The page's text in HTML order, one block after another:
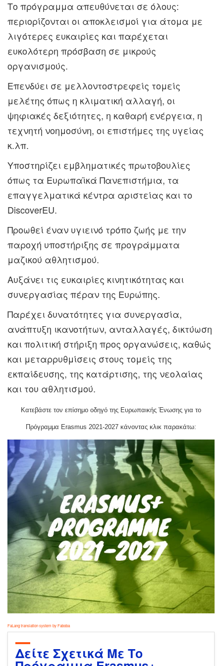
Το πρόγραμμα απευθύνεται σε όλους:
περιορίζονται οι αποκλεισμοί για άτομα με
λιγότερες ευκαιρίες και παρέχεται
ευκολότερη πρόσβαση σε μικρούς
οργανισμούς.
Επενδύει σε μελλοντοστρεφείς τομείς
μελέτης όπως η κλιματική αλλαγή, οι
ψηφιακές δεξιότητες, η καθαρή ενέργεια, η
τεχνητή νοημοσύνη, οι επιστήμες της υγείας
κ.λπ.
Υποστηρίζει εμβληματικές πρωτοβουλίες
όπως τα Ευρωπαϊκά Πανεπιστήμια, τα
επαγγελματικά κέντρα αριστείας και το
DiscoverEU.
Προωθεί έναν υγιεινό τρόπο ζωής με την
παροχή υποστήριξης σε προγράμματα
μαζικού αθλητισμού.
Αυξάνει τις ευκαιρίες κινητικότητας και
συνεργασίας πέραν της Ευρώπης.
Παρέχει δυνατότητες για συνεργασία,
ανάπτυξη ικανοτήτων, ανταλλαγές, δικτύωση
και πολιτική στήριξη προς οργανώσεις, καθώς
και μεταρρυθμίσεις στους τομείς της
εκπαίδευσης, της κατάρτισης, της νεολαίας
και του αθλητισμού.
Κατεβάστε τον επίσημο οδηγό της Ευρωπαικής Ένωσης για το
Πρόγραμμα Erasmus 2021-2027 κάνοντας κλικ παρακάτω:
FaLang translation system by Faboba
Δείτε Σχετικά Με Το